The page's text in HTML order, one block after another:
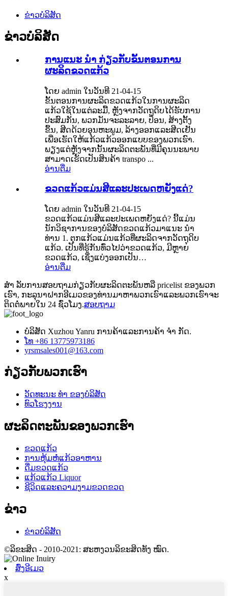
ຂ່າວບໍລິສັດ
ຂ່າວບໍລິສັດ
ການແນະ ນຳ ກ່ຽວກັບຂັ້ນຕອນການ
ຜະລິດຂວດແກ້ວ
ໂດຍ admin ໃນວັນທີ 21-04-15
ຂັ້ນຕອນການຜະລິດຂວດແກ້ວໃນການຜະລິດ
ແກ້ວໃຊ້ໃນແຕ່ລະມື້, ຫຼັງຈາກວັດຖຸດິບໄດ້ຮັບການ
ປະສົມກັນ, ພວກມັນຈະລະລາຍ, ປ້ອນ, ສ້າງຕັ້ງ
ຂຶ້ນ, ສີດດ້ວຍອຸນຫະພູມ, ລ້າງອອກແລະສີດເຢັນ
ເພື່ອເຮັດໃຫ້ແກ້ວແກ້ວອອກແບບຂອງພວກເຮົາ.
ພຽງແຕ່ຫຼັງຈາກນັ້ນຜະລິດຕະພັນທີ່ມີຄຸນນະພາບ
ສາມາດເຮັດເປັນສິນຄ້າ transpo ...
ອ່ານ​ຕື່ມ
ຂວດແກ້ວແມ່ນສີແລະປະເພດຫຍັງແດ່?
ໂດຍ admin ໃນວັນທີ 21-04-15
ຂວດແກ້ວແມ່ນສີແລະປະເພດຫຍັງແດ່? ນີ້ແມ່ນ
ນັກວິຊາການຂອງບໍລິສັດຂວດແກ້ວມາແນະ ນຳ
ທ່ານ 1. ຕຸກແກ້ວແມ່ນແກ້ວທີ່ຜະລິດຈາກວັດຖຸດິບ
ແກ້ວ. ເປັນທີ່ຮູ້ກັນທົ່ວໄປວ່າຂວດແກ້ວ, ມີຫຼາຍ
ຂວດແກ້ວ, ເຊິ່ງແບ່ງອອກເປັນ…
ອ່ານ​ຕື່ມ
ສຳ ລັບການສອບຖາມກ່ຽວກັບຜະລິດຕະພັນຫລື pricelist ຂອງພວກ
ເຮົາ, ກະລຸນາຝາກອີເມວຂອງທ່ານມາຫາພວກເຮົາແລະພວກເຮົາຈະ
ຕິດຕໍ່ພາຍໃນ 24 ຊົ່ວໂມງ.ສອບຖາມ
ບໍລິສັດ Xuzhou Yanru ການຄ້າແລະການຄ້າ ຈຳ ກັດ.
ໂທ +86 13775973186
yrsmsales001@163.com
ກ່ຽວ​ກັບ​ພວກ​ເຮົາ
ວັດທະນະ ທຳ ຂອງບໍລິສັດ
ທົວໂຮງງານ
ຜະລິດຕະພັນຂອງພວກເຮົາ
ຂວດແກ້ວ
ການຫຸ້ມຫໍ່ແກ້ວອາຫານ
ດື່ມຂວດແກ້ວ
ແກ້ວແກ້ວ Liquor
ຊີວິດແລະຄວາມງາມຂວດຂວດ
ຂ່າວ
ຂ່າວບໍລິສັດ
©ລິຂະສິດ - 2010-2021: ສະຫງວນລິຂະສິດທັງ ໝົດ.
ສົ່ງອີເມວ
x